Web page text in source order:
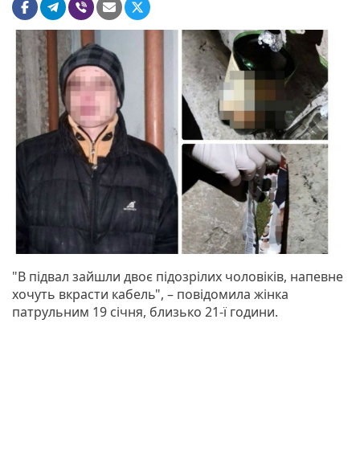
"В підвал зайшли двоє підозрілих чоловіків, напевне
хочуть вкрасти кабель", – повідомила жінка
патрульним 19 січня, близько 21-ї години.